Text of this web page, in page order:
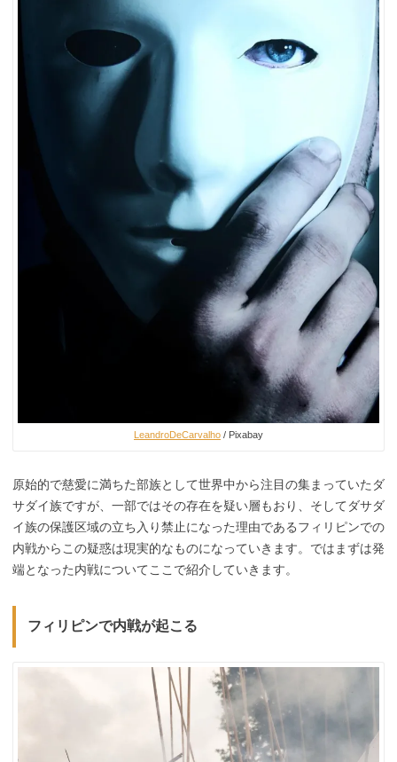
LeandroDeCarvalho / Pixabay
原始的で慈愛に満ちた部族として世界中から注目の集まっていたダ
サダイ族ですが、一部ではその存在を疑い層もおり、そしてダサダ
イ族の保護区域の立ち入り禁止になった理由であるフィリピンでの
内戦からこの疑惑は現実的なものになっていきます。ではまずは発
端となった内戦についてここで紹介していきます。
フィリピンで内戦が起こる